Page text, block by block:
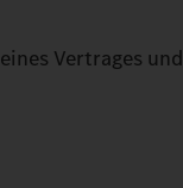
Vertrages